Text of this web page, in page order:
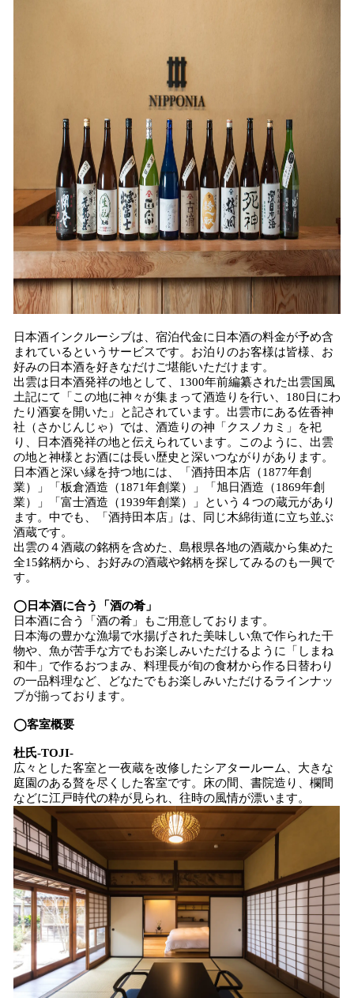
日本酒インクルーシブは、宿泊代金に日本酒の料金が予め含
まれているというサービスです。お泊りのお客様は皆様、お
好みの日本酒を好きなだけご堪能いただけます。
出雲は日本酒発祥の地として、1300年前編纂された出雲国風
土記にて「この地に神々が集まって酒造りを行い、180日にわ
たり酒宴を開いた」と記されています。出雲市にある佐香神
社（さかじんじゃ）では、酒造りの神「クスノカミ」を祀
り、日本酒発祥の地と伝えられています。このように、出雲
の地と神様とお酒には長い歴史と深いつながりがあります。
日本酒と深い縁を持つ地には、「酒持田本店（1877年創
業）」「板倉酒造（1871年創業）」「旭日酒造（1869年創
業）」「富士酒造（1939年創業）」という４つの蔵元があり
ます。中でも、「酒持田本店」は、同じ木綿街道に立ち並ぶ
酒蔵です。
出雲の４酒蔵の銘柄を含めた、島根県各地の酒蔵から集めた
全15銘柄から、お好みの酒蔵や銘柄を探してみるのも一興で
す。
◯日本酒に合う「酒の肴」
日本酒に合う「酒の肴」もご用意しております。
日本海の豊かな漁場で水揚げされた美味しい魚で作られた干
物や、魚が苦手な方でもお楽しみいただけるように「しまね
和牛」で作るおつまみ、料理長が旬の食材から作る日替わり
の一品料理など、どなたでもお楽しみいただけるラインナッ
プが揃っております。
◯客室概要
杜氏-TOJI-
広々とした客室と一夜蔵を改修したシアタールーム、大きな
庭園のある贅を尽くした客室です。床の間、書院造り、欄間
などに江戸時代の粋が見られ、往時の風情が漂います。